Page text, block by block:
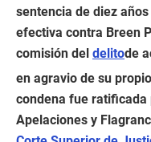
sentencia de diez
efectiva contra Breen
comisión del delitode
en agravio de su
condena fue ratificada
Apelaciones y